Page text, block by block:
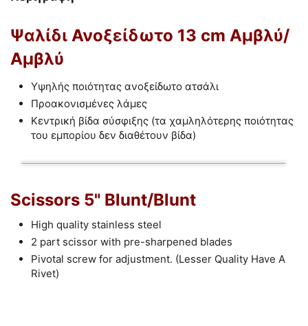
Ψαλίδι Ανοξείδωτο 13 cm Αμβλύ/
Αμβλύ
Υψηλής ποιότητας ανοξείδωτο ατσάλι
Προακονισμένες λάμες
Κεντρική βίδα σύσφιξης (τα χαμληλότερης ποιότητας
του εμπορίου δεν διαθέτουν βίδα)
Scissors 5" Blunt/Blunt
High quality stainless steel
2 part scissor with pre-sharpened blades
Pivotal screw for adjustment. (Lesser Quality Have A
Rivet)